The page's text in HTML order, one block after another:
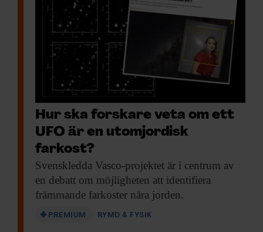
Hur ska forskare veta om ett
UFO är en utomjordisk
farkost?
Svenskledda Vasco-projektet är i centrum av
en debatt om möjligheten att identifiera
främmande farkoster nära jorden.
PREMIUM RYMD & FYSIK